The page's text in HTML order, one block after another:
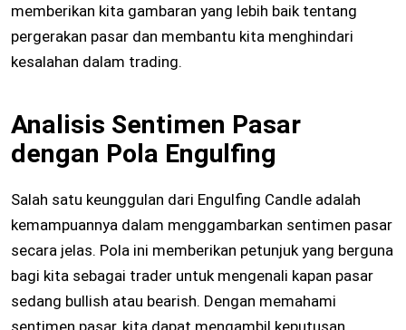
memberikan kita gambaran yang lebih baik tentang
pergerakan pasar dan membantu kita menghindari
kesalahan dalam trading.
Analisis Sentimen Pasar
dengan Pola Engulfing
Salah satu keunggulan dari Engulfing Candle adalah
kemampuannya dalam menggambarkan sentimen pasar
secara jelas. Pola ini memberikan petunjuk yang berguna
bagi kita sebagai trader untuk mengenali kapan pasar
sedang bullish atau bearish. Dengan memahami
sentimen pasar, kita dapat mengambil keputusan